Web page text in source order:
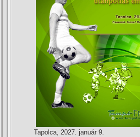
Tapolca, 2027. január 9.